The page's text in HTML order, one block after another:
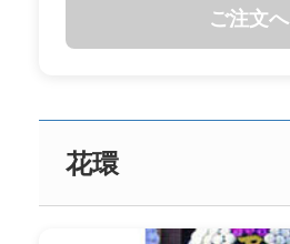
ご注文へ
花環